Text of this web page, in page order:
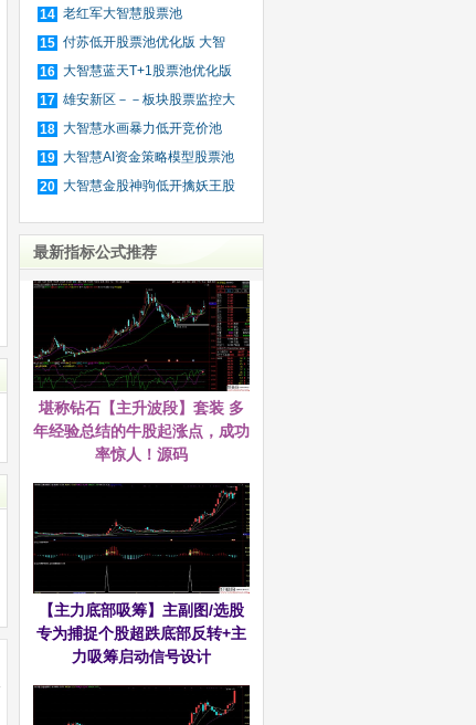
自
14 老红军大智慧股票池
15 付苏低开股票池优化版 大智
慧
16 大智慧蓝天T+1股票池优化版
17 雄安新区－－板块股票监控大
智
18 大智慧水画暴力低开竞价池
19 大智慧AI资金策略模型股票池
20 大智慧金股神驹低开擒妖王股
最新指标公式推荐
堪称钻石【主升波段】套装 多
年经验总结的牛股起涨点，成功
率惊人！源码
【主力底部吸筹】主副图/选股
专为捕捉个股超跌底部反转+主
力吸筹启动信号设计